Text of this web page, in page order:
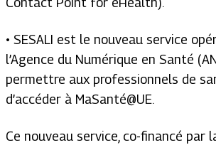
• SESALI est le nouveau service
l’Agence du Numérique en Santé
permettre aux professionnels de
d’accéder à MaSanté@UE.
Ce nouveau service, co-financé par